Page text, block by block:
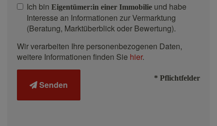
Ich bin Eigentümer:in einer Immobilie und habe
Interesse an Informationen zur Vermarktung
(Beratung, Marktüberblick oder Bewertung).
Wir verarbeiten Ihre personenbezogenen Daten,
weitere Informationen finden Sie hier.
Senden
* Pflichtfelder